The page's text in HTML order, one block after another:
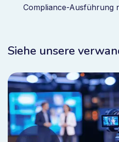
Compliance-Ausführung
Siehe unsere